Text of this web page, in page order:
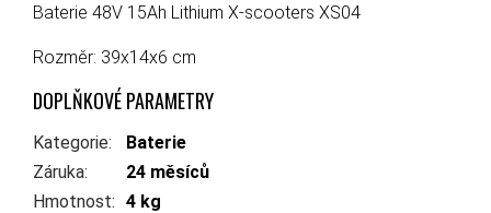
Baterie 48V 15Ah Lithium X-scooters XS04
Rozměr: 39x14x6 cm
DOPLŇKOVÉ PARAMETRY
Kategorie:
Baterie
Záruka:
24 měsíců
Hmotnost: 4 kg